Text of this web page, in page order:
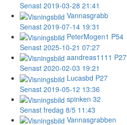
Senast 2019-03-28 21:41
Vannasgrabb
Senast 2019-07-14 19:31
PeterMogen1 P54
Senast 2025-10-21 07:27
aandreas1111 P27
Senast 2020-02-03 19:21
Lucasbd P27
Senast 2019-05-12 13:36
spinken 32
Senast fredag 8/5 11:43
Vannasgrabben